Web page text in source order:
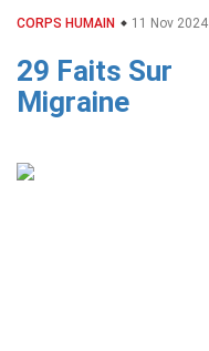
CORPS HUMAIN 11 Nov 2024
29 Faits Sur
Migraine